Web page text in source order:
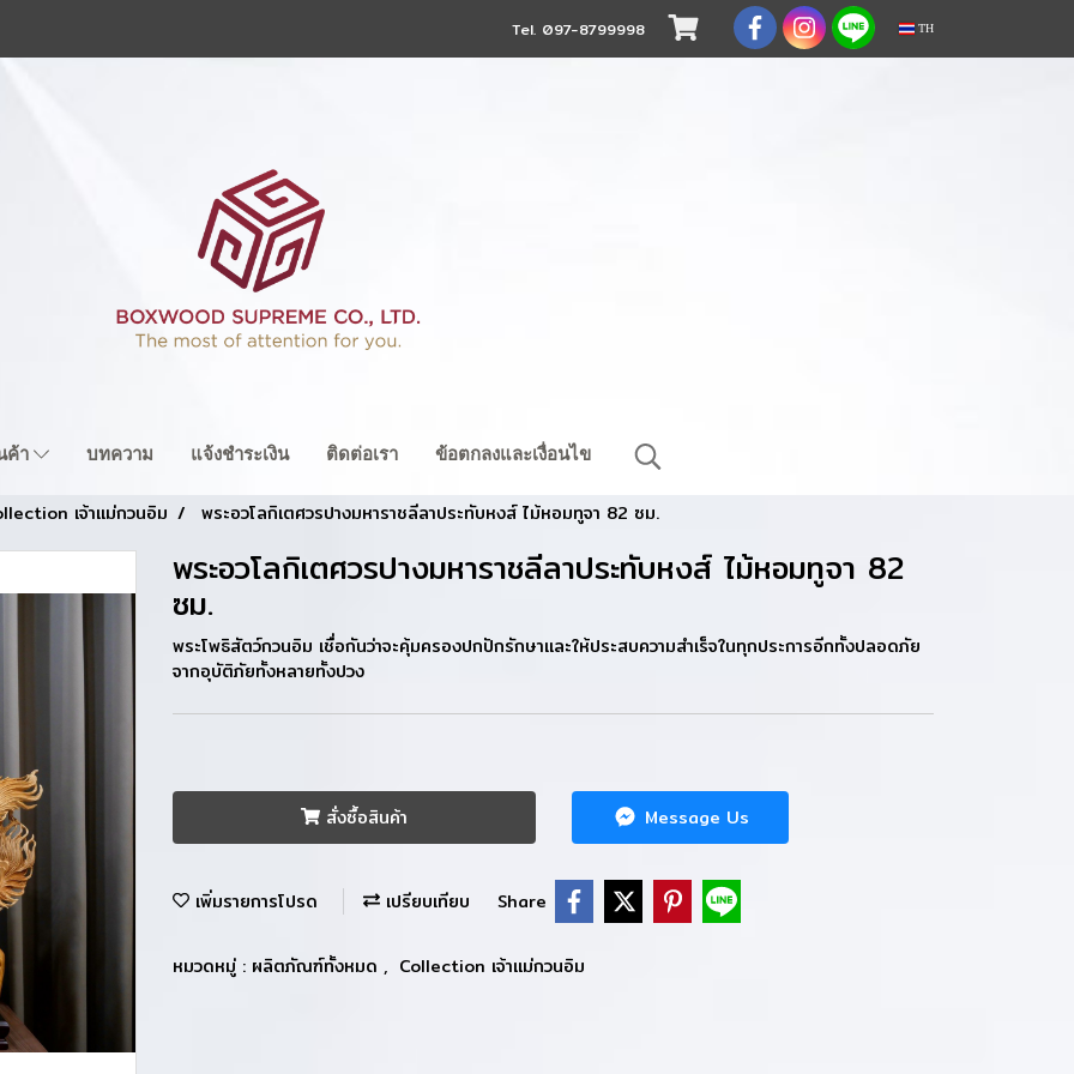
Tel. 097-8799998 TH
ค้า บทความ แจ้งชำระเงิน ติดต่อเรา ข้อตกลงและเงื่อนไข
เจ้าแม่กวนอิม พระอวโลกิเตศวรปางมหาราชลีลาประทับหงส์ ไม้หอมทูจา 82 ซม.
พระอวโลกิเตศวรปางมหาราชลีลาประทับหงส์ ไม้หอมทูจา 82
ซม.
พระโพธิสัตว์กวนอิม เชื่อกันว่าจะคุ้มครองปกปักรักษาและให้ประสบความสำเร็จในทุกประการอีกทั้งปลอดภัย
จากอุบัติภัยทั้งหลายทั้งปวง
สั่งซื้อสินค้า Message Us
เพิ่มรายการโปรด เปรียบเทียบ Share
หมวดหมู่ : ผลิตภัณฑ์ทั้งหมด , Collection เจ้าแม่กวนอิม